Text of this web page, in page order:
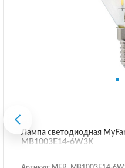
Лампа светодиодная
MB1003E14-6W3K